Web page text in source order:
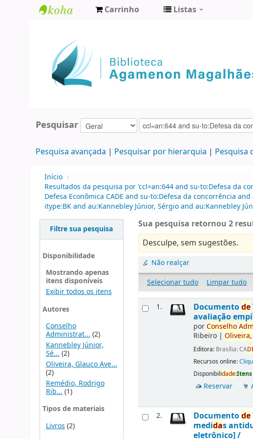
Agamenon
Magalhães
Carrinho Listas
Pesquisar
Pesquisa avançada Pesquisar por hierarquia Pesquisa
Início ›
Resultados da pesquisa por 'ccl=an:644 and su-to:Defesa da
Defesa Econômica CADE and su-to:Defesa da concorrência
itype:BK and au:Kannebley Júnior, Sérgio and au:Kannebley
Filtre sua pesquisa
Disponibilidade
Mostrando apenas
itens disponíveis
Exibir todos os itens
Autores
Conselho
Administrat...(2)
Kannebley Júnior,
Sé... (2)
Oliveira, Glauco Ave...
(2)
Remédio, Rodrigo
Rib... (1)
Tipos de materiais
Livros (2)
Sua pesquisa retornou 2
Desculpe, sem sugestões.
Não realçar
Selecionar tudo
Limpar tudo
1. Documentode
avaliação
porConselho
Ribeiro |Oliveira,
Editora: Brasília: CA
Recursos online:
Disponibilidade:
Reservar
2. Documentode
medidas
eletrônico] /